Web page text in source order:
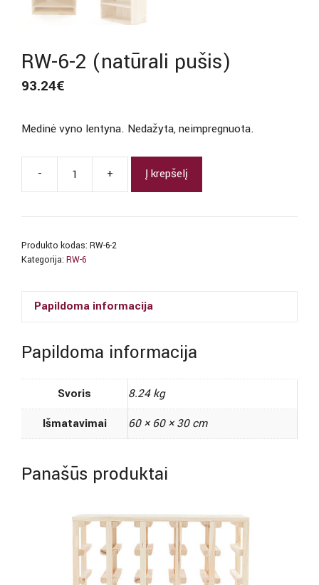
RW-6-2 (natūrali pušis)
93.24€
Medinė vyno lentyna. Nedažyta, neimpregnuota.
-
produkto
RW-
+ Į krepšelį
Produkto kodas: RW-6-2
Kategorija: RW-6
Papildoma informacija
Papildoma informacija
Svoris
8.24 kg
Išmatavimai
60 × 60 × 30 cm
Panašūs produktai